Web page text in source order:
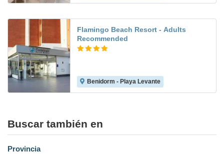
Flamingo Beach Resort - Adults
Recommended
Benidorm - Playa Levante
Buscar también en
Provincia